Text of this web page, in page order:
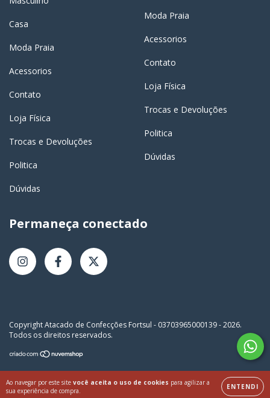
Ao navegar por este site você aceita o uso de cookies para agilizar a
sua experiência de compra.
ENTENDI
Casa
Moda Praia
Acessorios
Contato
Loja Física
Trocas e Devoluções
Politica
Dúvidas
Moda Praia
Acessorios
Contato
Loja Física
Trocas e Devoluções
Politica
Dúvidas
Permaneça conectado
Copyright Atacado de Confecções Fortsul - 03703965000139 - 2026.
Todos os direitos reservados.